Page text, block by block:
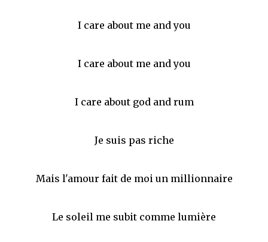
I care about me and you
I care about me and you
I care about god and rum
Je suis pas riche
Mais l'amour fait de moi un millionnaire
Le soleil me subit comme lumière